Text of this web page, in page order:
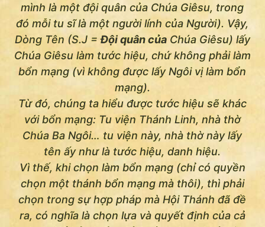
mình là một đội quân của Chúa Giêsu, trong
đó mỗi tu sĩ là một người lính của Người). Vậy,
Dòng Tên (S.J =Đội quân củaChúa Giêsu) lấy
Chúa Giêsu làm tước hiệu, chứ không phải làm
bổn mạng (vì không được lấy Ngôi vị làm bổn
mạng).
Từ đó, chúng ta hiểu được tước hiệu sẽ khác
với bổn mạng: Tu viện Thánh Linh, nhà thờ
Chúa Ba Ngôi… tu viện này, nhà thờ này lấy
tên ấy như là tước hiệu, danh hiệu.
Vì thế, khi chọn làm bổn mạng (chỉ có quyền
chọn một thánh bổn mạng mà thôi), thì phải
chọn trong sự hợp pháp mà Hội Thánh đã đề
ra, có nghĩa là chọn lựa và quyết định của cả